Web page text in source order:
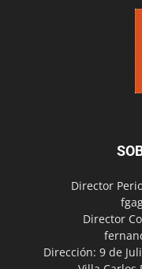
Director
Director
Dirección: 9 de